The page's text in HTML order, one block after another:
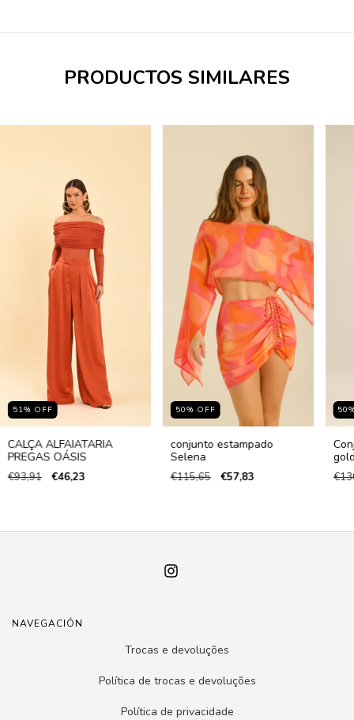
PRODUCTOS SIMILARES
51% OFF
CALÇA ALFAIATARIA
PREGAS OÁSIS
€93,91 €46,23
50% OFF
conjunto estampado
Selena
€115,65 €57,83
50
NAVEGACIÓN
Trocas e devoluções
Política de trocas e devoluções
Política de privacidade